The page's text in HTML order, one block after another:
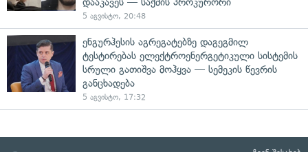
5 აგვისტო, 20:48
ენგურჰესის აგრეგატებზე დაგეგმილ
ტესტირებას ელექტროენერგეტიკული სისტემის
სრული გათიშვა მოჰყვა — სემეკის წევრის
განცხადება
5 აგვისტო, 17:32